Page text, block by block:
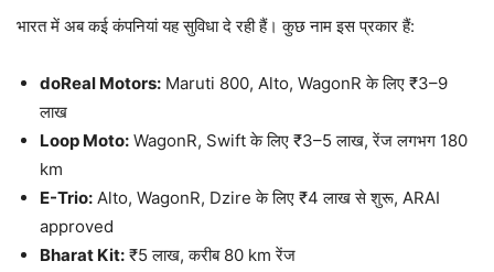
भारत में अब कई कंपनियां यह सुविधा दे रही हैं। कुछ नाम इस प्रकार हैं:
doReal Motors: Maruti 800, Alto, WagonR के लिए ₹3–9
लाख
Loop Moto: WagonR, Swift के लिए ₹3–5 लाख, रेंज लगभग 180
km
E-Trio: Alto, WagonR, Dzire के लिए ₹4 लाख से शुरू, ARAI
approved
Bharat Kit: ₹5 लाख, करीब 80 km रेंज